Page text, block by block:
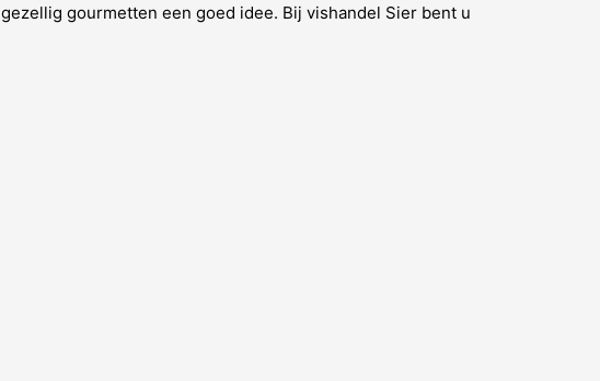
gourmetten een goed idee. Bij vishandel Sier bent u